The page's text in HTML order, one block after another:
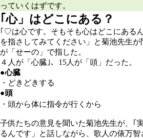
っていくはずです。
｢心」はどこにある？
｢♡は心です。そもそも心はどこにある
を指さしてみてください」と菊池先生
が「せーの」で指した。
４人が「心臓｣、15人が「頭」だった。
●心臓
・どきどきする
●頭
・頭から体に指令が行くから
子供たちの意見を聞いた菊池先生が、｢
るんです」と話しながら、歌人の俵万智